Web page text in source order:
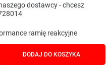
dostawcy - chcesz
ramię reakcyjne
DODAJ DO KOSZYKA